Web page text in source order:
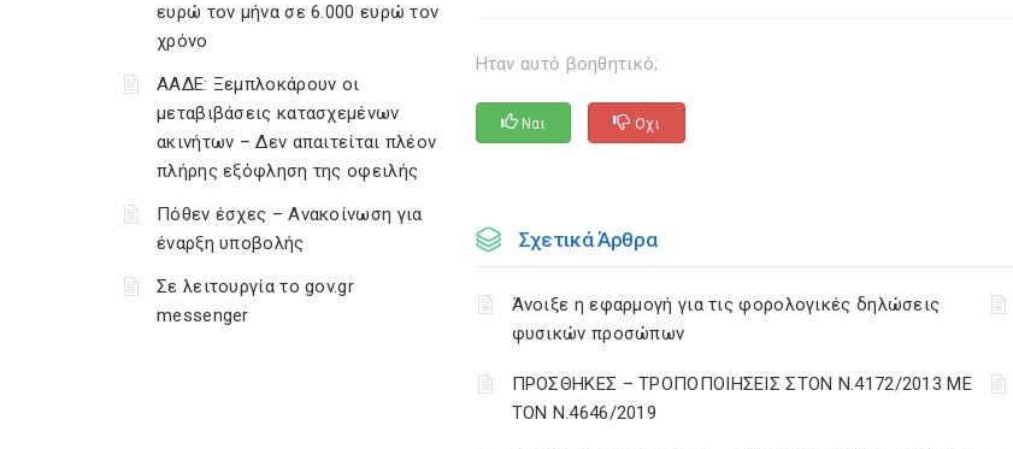
ευρώ τον μήνα σε 6.000 ευρώ τον
χρόνο
ΑΑΔΕ: Ξεμπλοκάρουν οι
μεταβιβάσεις κατασχεμένων
ακινήτων – Δεν απαιτείται πλέον
πλήρης εξόφληση της οφειλής
Πόθεν έσχες – Ανακοίνωση για
έναρξη υποβολής
Σε λειτουργία το gov.gr
messenger
Ηταν αυτό βοηθητικό;
Ναι Οχι
Σχετικά Άρθρα
Άνοιξε η εφαρμογή για τις φορολογικές δηλώσεις
φυσικών προσώπων
ΠΡΟΣΘΗΚΕΣ – ΤΡΟΠΟΠΟΙΗΣΕΙΣ ΣΤΟΝ Ν.4172/2013 ΜΕ
ΤΟΝ Ν.4646/2019